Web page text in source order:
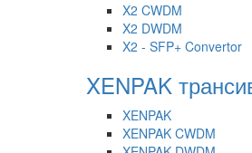
X2 CWDM
X2 DWDM
X2 - SFP+ Convertor
XENPAK
XENPAK
XENPAK CWDM